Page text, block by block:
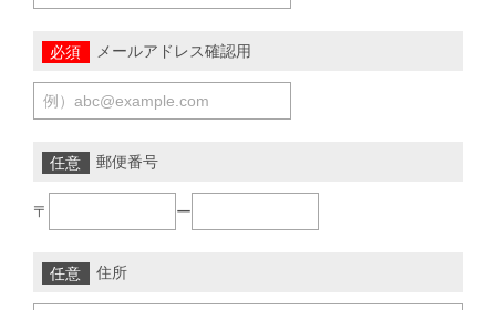
メールアドレス確認用
郵便番号
〒 ー
住所